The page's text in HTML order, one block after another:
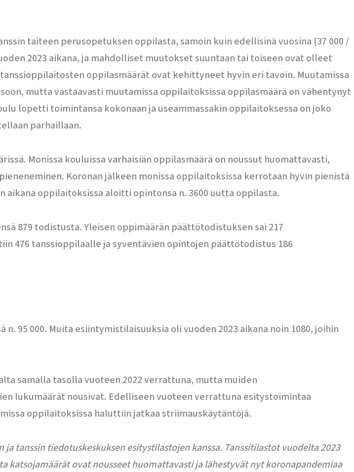
taiteen perusopetuksen oppilasta, samoin kuin edellisinä vuosina (37 000 /
2023 aikana, ja mahdolliset muutokset suuntaan tai toiseen ovat olleet
oppilasmäärät ovat kehittyneet hyvin eri tavoin. Muutamissa
mutta vastaavasti muutamissa oppilaitoksissa oppilasmäärä on vähentynyt
lopetti toimintansa kokonaan ja useammassakin oppilaitoksessa on joko
parhaillaan.
Monissa kouluissa varhaisiän oppilasmäärä on noussut huomattavasti,
Koronan jälkeen monissa oppilaitoksissa kerrotaan hyvin pienistä
oppilaitoksissa aloitti opintonsa n. 3600 uutta oppilasta.
879 todistusta. Yleisen oppimäärän päättötodistuksen sai 217
476 tanssioppilaalle ja syventävien opintojen päättötodistus 186
95 000. Muita esiintymistilaisuuksia oli vuoden 2023 aikana noin 1080, joihin
samalla tasolla vuoteen 2022 verrattuna, mutta muiden
lukumäärät nousivat. Edelliseen vuoteen verrattuna esitystoimintaa
oppilaitoksissa haluttiin jatkaa striimauskäytäntöjä.
tanssin tiedotuskeskuksen esitystilastojen kanssa. Tanssitilastot vuodelta 2023
katsojamäärät ovat nousseet huomattavasti ja lähestyvät nyt koronapandemiaa